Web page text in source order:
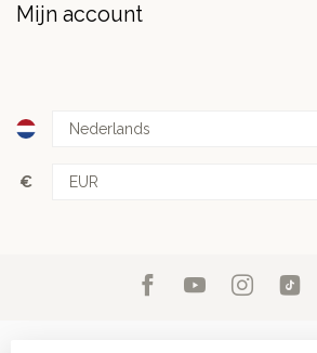
Mijn account
€